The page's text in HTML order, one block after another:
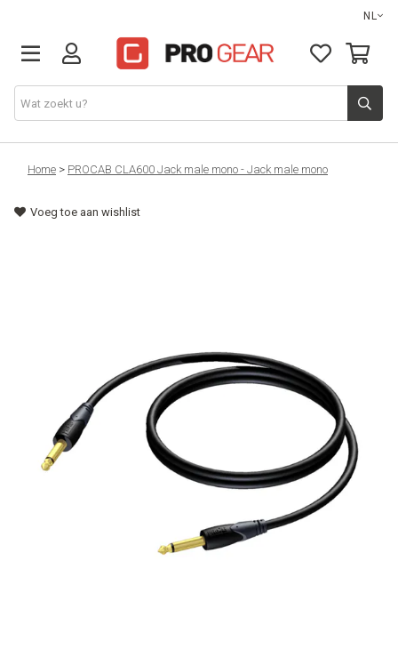
NL
DJ gear
Lights & effects
Montage
B-stock
Home > PROCAB CLA600 Jack male mono - Jack male mono
Voeg toe aan wishlist